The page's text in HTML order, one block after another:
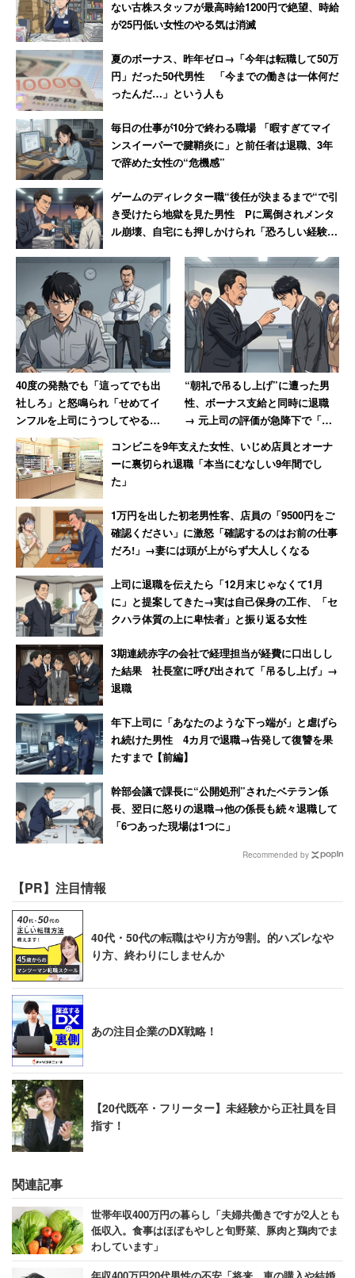
ない古株スタッフが最高時給1200円で絶望、時給
が25円低い女性のやる気は消滅
夏のボーナス、昨年ゼロ→「今年は転職して50万
円」だった50代男性 「今までの働きは一体何だ
ったんだ…」という人も
毎日の仕事が10分で終わる職場 「暇すぎてマイ
ンスイーパーで腱鞘炎に」と前任者は退職、3年
で辞めた女性の“危機感”
ゲームのディレクター職“後任が決まるまで“で引
き受けたら地獄を見た男性 Pに罵倒されメンタ
ル崩壊、自宅にも押しかけられ「恐ろしい経験で
40度の発熱でも「這ってでも出
社しろ」と怒鳴られ「せめてイ
ンフルを上司にうつしてやる」
と思った男性 数年後その職場
は「潰された」【後編】
“朝礼で吊るし上げ”に遭った男
性、ボーナス支給と同時に退職
→ 元上司の評価が急降下で「ザ
マアミロと思いました」
コンビニを9年支えた女性、いじめ店員とオーナ
ーに裏切られ退職「本当にむなしい9年間でし
た」
1万円を出した初老男性客、店員の「9500円をご
確認ください」に激怒「確認するのはお前の仕事
だろ!」→妻には頭が上がらず大人しくなる
上司に退職を伝えたら「12月末じゃなくて1月
に」と提案してきた→実は自己保身の工作、「セ
クハラ体質の上に卑怯者」と振り返る女性
3期連続赤字の会社で経理担当が経費に口出しし
た結果 社長室に呼び出されて「吊るし上げ」→
退職
年下上司に「あなたのような下っ端が」と虐げら
れ続けた男性 4カ月で退職→告発して復讐を果
たすまで【前編】
幹部会議で課長に“公開処刑”されたベテラン係
長、翌日に怒りの退職→他の係長も続々退職して
「6つあった現場は1つに」
Recommended by
【PR】注目情報
40代・50代の転職はやり方が9割。的ハズレなや
り方、終わりにしませんか
あの注目企業のDX戦略！
【20代既卒・フリーター】未経験から正社員を目
指す！
関連記事
世帯年収400万円の暮らし「夫婦共働きですが2人とも
低収入。食事はほぼもやしと旬野菜、豚肉と鶏肉でま
わしています」